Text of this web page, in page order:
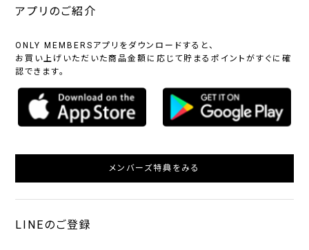
アプリのご紹介
ONLY MEMBERSアプリをダウンロードすると、
お買い上げいただいた商品金額に応じて貯まるポイントがすぐに確
認できます。
メンバーズ特典をみる
LINEのご登録